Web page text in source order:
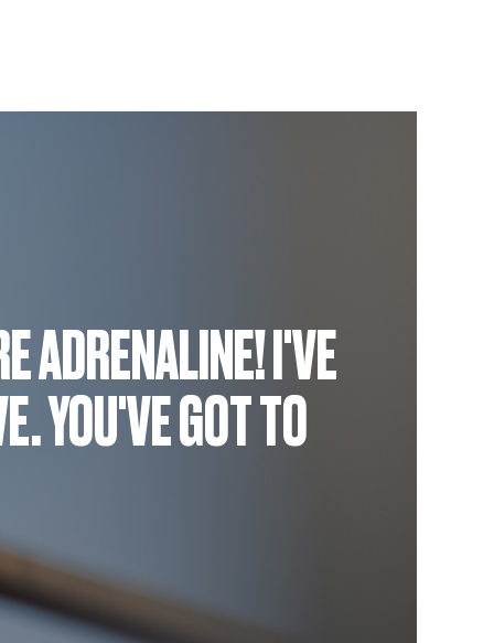
ADRENALINE! I'VE
YOU'VE GOT TO